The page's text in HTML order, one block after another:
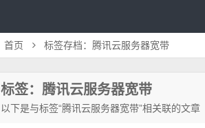
首页 标签存档：腾讯云服务器宽带
标签：腾讯云服务器宽带
以下是与标签“腾讯云服务器宽带”相关联的文章